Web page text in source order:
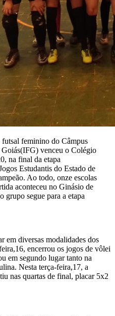
feminino do Câmpus
venceu o Colégio
na final da etapa
Estudantis do Estado de
Ao todo, onze escolas
aconteceu no Ginásio de
grupo segue para a etapa
em diversas modalidades dos
encerrou os jogos de vôlei
em segundo lugar tanto na
Nesta terça-feira,17, a
nas quartas de final, placar 5x2